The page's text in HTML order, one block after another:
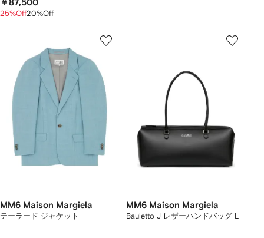
￥87,500
25%Off20%Off
MM6 Maison Margiela
テーラード ジャケット
MM6 Maison Margiela
Bauletto J レザーハンドバッグ L